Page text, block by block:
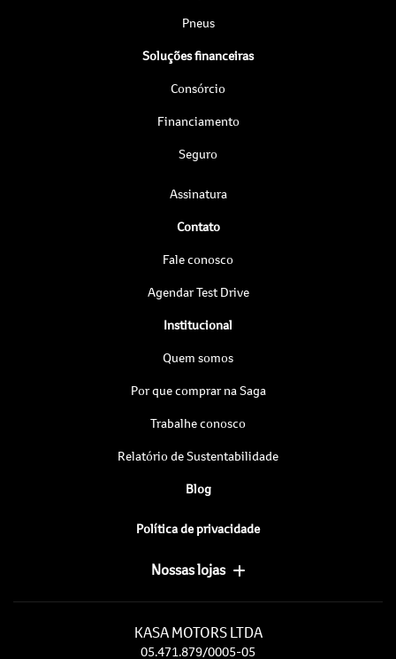
Pneus
Soluções financeiras
Consórcio
Financiamento
Seguro
Assinatura
Contato
Fale conosco
Agendar Test Drive
Institucional
Quem somos
Por que comprar na Saga
Trabalhe conosco
Relatório de Sustentabilidade
Blog
Política de privacidade
Nossas lojas
KASA MOTORS LTDA
05.471.879/0005-05